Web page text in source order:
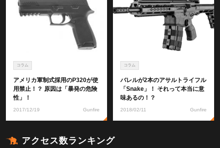
コラム
アメリカ軍制式採用のP320が使
用禁止！？ 原因は「暴発の危険
性」！
2017/12/19 Gunfire
コラム
バレルが2本のアサルトライフル
「Snake」！ それって本当に意
味あるの！？
2018/02/11 Gunfire
アクセス数ランキング